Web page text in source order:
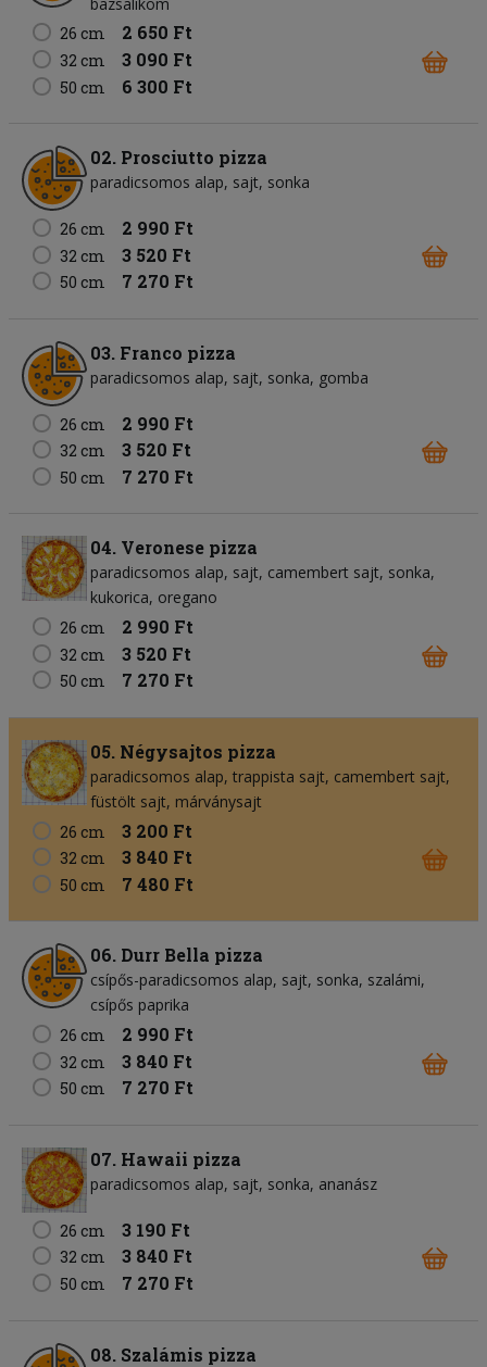
26 cm
2 650 Ft
32 cm 3 090 Ft
50 cm 6 300 Ft
02. Prosciutto pizza
paradicsomos alap sajt sonka
26 cm 2 990 Ft
32 cm 3 520 Ft
50 cm 7 270 Ft
03. Franco pizza
paradicsomos alap sajt sonka gomba
26 cm 2 990 Ft
32 cm 3 520 Ft
50 cm 7 270 Ft
04. Veronese pizza
paradicsomos alap sajt camembert sajt sonka
kukorica oregano
26 cm
2 990 Ft
32 cm 3 520 Ft
50 cm 7 270 Ft
05. Négysajtos pizza
paradicsomos alap trappista sajt camembert sajt
füstölt sajt márványsajt
26 cm
3 200 Ft
32 cm 3 840 Ft
50 cm 7 480 Ft
06. Durr Bella pizza
csípős-paradicsomos alap sajt sonka szalámi
csípős paprika
26 cm
2 990 Ft
32 cm 3 840 Ft
50 cm 7 270 Ft
07. Hawaii pizza
paradicsomos alap sajt sonka ananász
26 cm 3 190 Ft
32 cm 3 840 Ft
50 cm 7 270 Ft
08. Szalámis pizza